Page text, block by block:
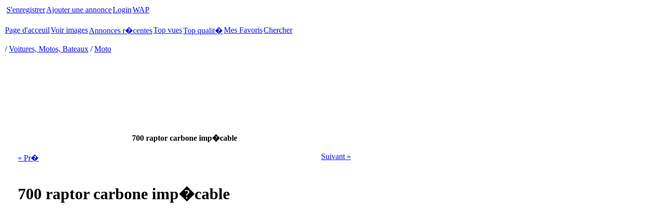
S'enregistrerAjouter une annonceLoginWAP
Page d'acceuilVoir imagesAnnonces r�centesTop vuesTop qualit�Mes FavorisChercher
/Voitures, Motos, Bateaux /Moto
700 raptor carbone imp�cable
« Pr� Suivant »
700 raptor carbone imp�cable